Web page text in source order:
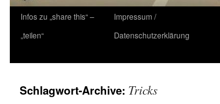
Zum
Inhalt
Infos zu „share this“ –
„teilen“
Impressum /
Datenschutzerklärung
Schlagwort-Archive: Tricks